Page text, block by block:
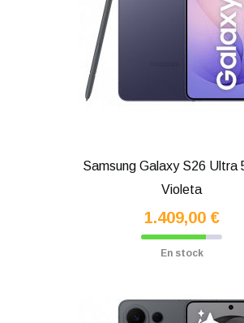
Samsung Galaxy S26 Ultra
Violeta
1.409,00 €
En stock